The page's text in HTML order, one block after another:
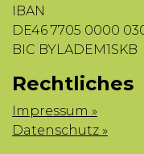
IBAN
DE46 7705 0000
BIC BYLADEM1SKB
Rechtliches
Impressum »
Datenschutz »